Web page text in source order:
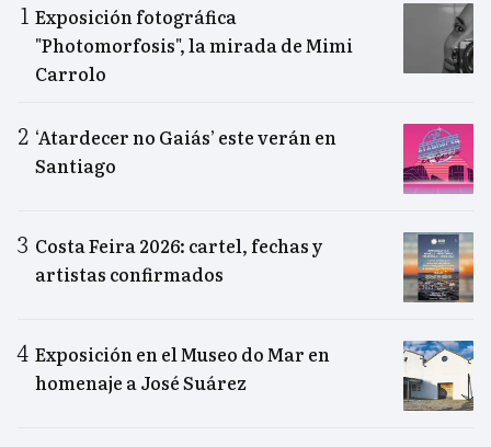
Exposición fotográfica
"Photomorfosis", la mirada de Mimi
Carrolo
‘Atardecer no Gaiás’ este verán en
Santiago
Costa Feira 2026: cartel, fechas y
artistas confirmados
Exposición en el Museo do Mar en
homenaje a José Suárez